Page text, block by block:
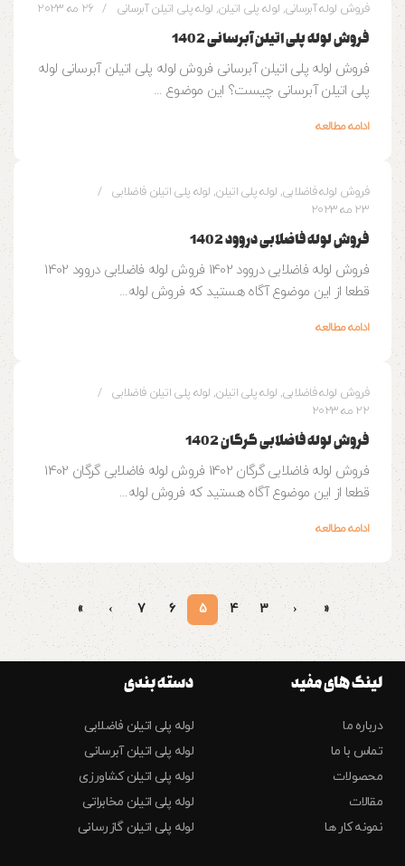
فروش لوله آبرسانی, لوله پلی اتیلن, لوله پلی اتیلن آبرسانی 26 مه 2023
فروش لوله پلی اتیلن آبرسانی 1402
فروش لوله پلی اتیلن آبرسانی فروش لوله پلی اتیلن آبرسانی لوله
پلی اتیلن آبرسانی چیست؟ این موضوع ...
ادامه مطالعه
فروش لوله فاضلابی, لوله پلی اتیلن, لوله پلی اتیلن فاضلابی
23 مه 2023
فروش لوله فاضلابی دروود 1402
فروش لوله فاضلابی دروود 1402 فروش لوله فاضلابی دروود 1402
قطعا از این موضوع آگاه هستید که فروش لوله...
ادامه مطالعه
فروش لوله فاضلابی, لوله پلی اتیلن, لوله پلی اتیلن فاضلابی
22 مه 2023
فروش لوله فاضلابی گرگان 1402
فروش لوله فاضلابی گرگان 1402 فروش لوله فاضلابی گرگان 1402
قطعا از این موضوع آگاه هستید که فروش لوله...
ادامه مطالعه
«
‹
3
4
5
6
7
›
»
لینک های مفید
درباره ما
تماس با ما
محصولات
مقالات
نمونه کار ها
دسته بندی
لوله پلی اتیلن فاضلابی
لوله پلی اتیلن آبرسانی
لوله پلی اتیلن کشاورزی
لوله پلی اتیلن مخابراتی
لوله پلی اتیلن گازرسانی